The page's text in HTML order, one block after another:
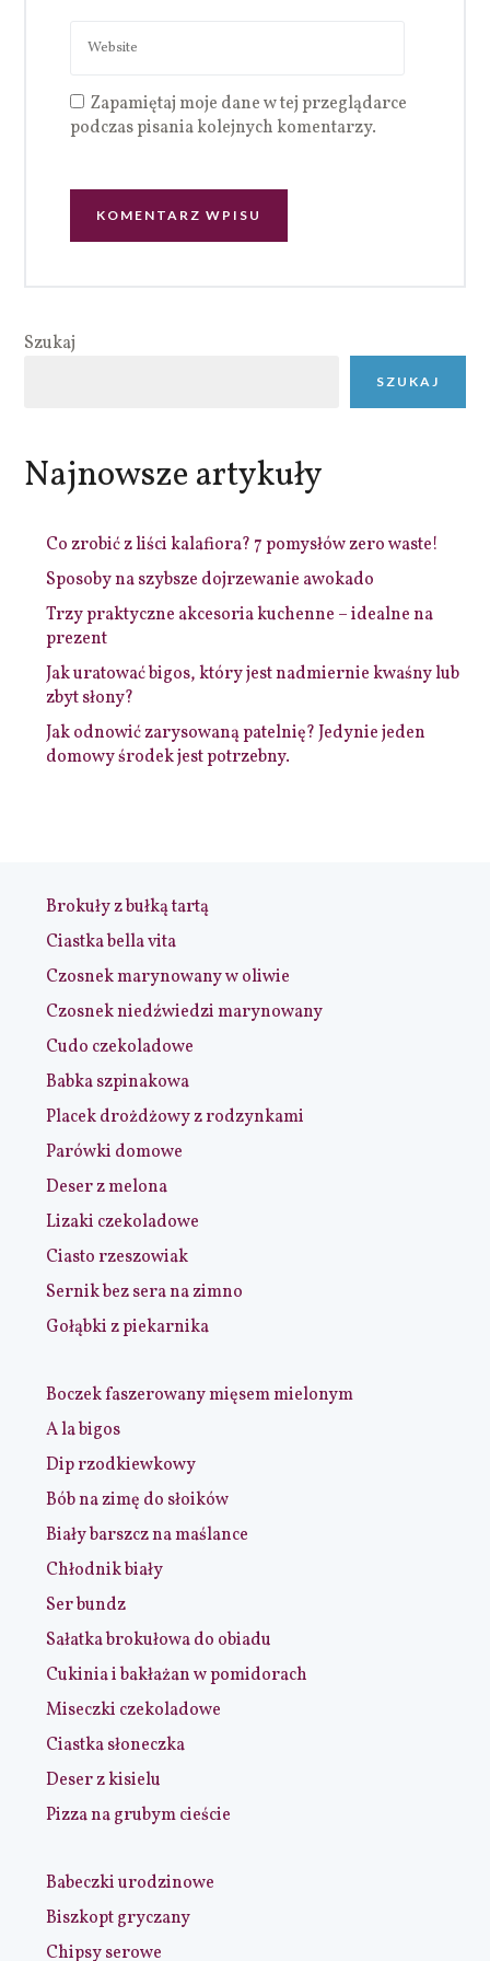
Zapamiętaj moje dane w tej przeglądarce
podczas pisania kolejnych komentarzy.
Szukaj
SZUKAJ
Najnowsze artykuły
Co zrobić z liści kalafiora? 7 pomysłów zero waste!
Sposoby na szybsze dojrzewanie awokado
Trzy praktyczne akcesoria kuchenne – idealne na
prezent
Jak uratować bigos, który jest nadmiernie kwaśny lub
zbyt słony?
Jak odnowić zarysowaną patelnię? Jedynie jeden
domowy środek jest potrzebny.
Brokuły z bułką tartą
Ciastka bella vita
Czosnek marynowany w oliwie
Czosnek niedźwiedzi marynowany
Cudo czekoladowe
Babka szpinakowa
Placek drożdżowy z rodzynkami
Parówki domowe
Deser z melona
Lizaki czekoladowe
Ciasto rzeszowiak
Sernik bez sera na zimno
Gołąbki z piekarnika
Boczek faszerowany mięsem mielonym
A la bigos
Dip rzodkiewkowy
Bób na zimę do słoików
Biały barszcz na maślance
Chłodnik biały
Ser bundz
Sałatka brokułowa do obiadu
Cukinia i bakłażan w pomidorach
Miseczki czekoladowe
Ciastka słoneczka
Deser z kisielu
Pizza na grubym cieście
Babeczki urodzinowe
Biszkopt gryczany
Chipsy serowe